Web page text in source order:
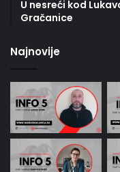
U nesreći kod
Gračanice
Najnovije